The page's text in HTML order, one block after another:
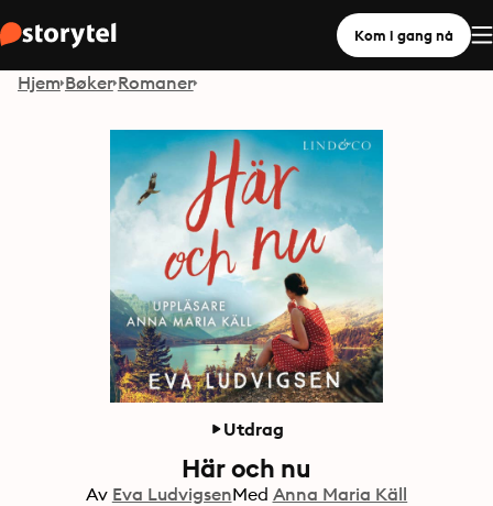
Kom i gang nå
Hjem Bøker Romaner
Utdrag
Här och nu
Av Eva LudvigsenMed Anna Maria Käll